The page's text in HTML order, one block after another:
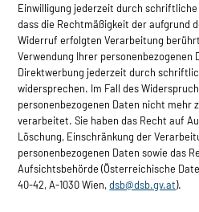
Einwilligung jederzeit durch
dass die Rechtmäßigkeit der aufgrund
Widerruf erfolgten Verarbeitung
Verwendung Ihrer personenbezogenen
Direktwerbung jederzeit durch
widersprechen. Im Fall des
personenbezogenen Daten nicht mehr
verarbeitet. Sie haben das Recht auf
Löschung, Einschränkung der
personenbezogenen Daten sowie das
Aufsichtsbehörde (Österreichische
40-42, A-1030 Wien,dsb@dsb.gv.at).